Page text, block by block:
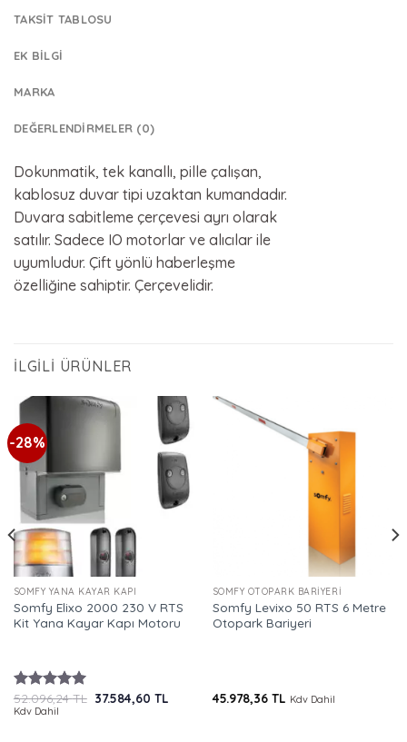
TAKSIT TABLOSU
EK BILGI
MARKA
DEĞERLENDIRMELER (0)
Dokunmatik, tek kanallı, pille çalışan,
kablosuz duvar tipi uzaktan kumandadır.
Duvara sabitleme çerçevesi ayrı olarak
satılır. Sadece IO motorlar ve alıcılar ile
uyumludur. Çift yönlü haberleşme
özelliğine sahiptir. Çerçevelidir.
İLGILI ÜRÜNLER
-28%
SOMFY YANA KAYAR KAPI
Somfy Elixo 2000 230 V RTS
Kit Yana Kayar Kapı Motoru
5 üzerinden
5.00oy
52.096,24TL Orijinal
37.584,60 TL
Kdv Dahil
SOMFY OTOPARK BARIYERI
Somfy Levixo 50 RTS 6 Metre
Otopark Bariyeri
45.978,36 TL Kdv Dahil